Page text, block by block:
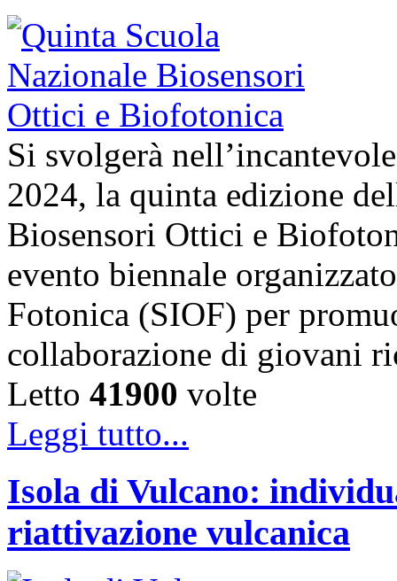
Si svolgerà
2024, la quinta edizione
Biosensori Ottici e
evento biennale
Fotonica (SIOF) per
collaborazione di giovani
Letto 41900 volte
Leggi tutto...
Isola di Vulcano:
riattivazione vulcanica